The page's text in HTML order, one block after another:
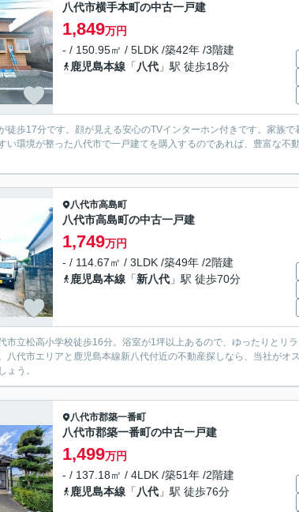
八代市横手本町の中古一戸建
1,849万円
- / 150.95㎡ / 5LDK /築42年 /3階建
鹿児島本線 「 八代 」駅 徒歩18分
徒歩17分です。顔が見える安心のTVインターホン付きです。家族
い環境が整った八代市で一戸建てを購入するのであれば、豊富な不
八代市高島町
八代市高島町の中古一戸建
1,749万円
- / 114.67㎡ / 3LDK /築49年 /2階建
鹿児島本線 「新八代 」駅 徒歩70分
市立松高小学校徒歩16分。浴室が1坪以上あるので、ゆったりとリ
八代市エリアと鹿児島本線新八代付近の不動産探しなら、当社がオ
ょう。
八代市郡築一番町
八代市郡築一番町の中古一戸建
1,499万円
- / 137.18㎡ / 4LDK /築51年 /2階建
鹿児島本線 「 八代 」駅 徒歩76分